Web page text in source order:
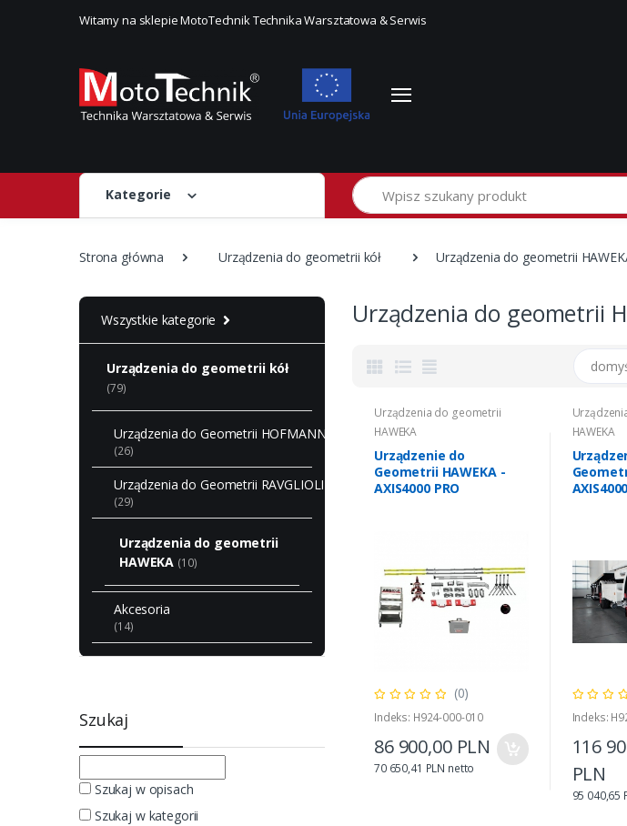
Witamy na sklepie MotoTechnik Technika Warsztatowa & Serwis
Kategorie
Szukaj
Strona główna Urządzenia do geometrii kół Urządzenia do geometrii
Wszystkie kategorie
Urządzenia do geometrii kół
(79)
Urządzenia do Geometrii HOFMANN
(26)
Urządzenia do Geometrii RAVGLIOLI
(29)
Urządzenia do geometrii
HAWEKA (10)
Akcesoria
(14)
Szukaj
Szukaj w opisach
Szukaj w kategorii
Urządzenia do geometrii
Urządzenia do geometrii
HAWEKA
Urządzenie do
Geometrii HAWEKA -
AXIS4000 PRO
(0)
Indeks: H924-000-010
86 900,00 PLN
70 650,41 PLN netto
HAWEKA
Indeks:
116
PLN
95 040,65